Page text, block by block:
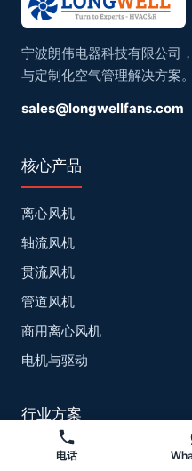
宁波朗伟电器科技有限公司
与定制化空气管理解决方案。
sales@longwellfans.com
核心产品
离心风机
轴流风机
贯流风机
管道风机
商用离心风机
电机与驱动
行业方案
数据中心散热
电话